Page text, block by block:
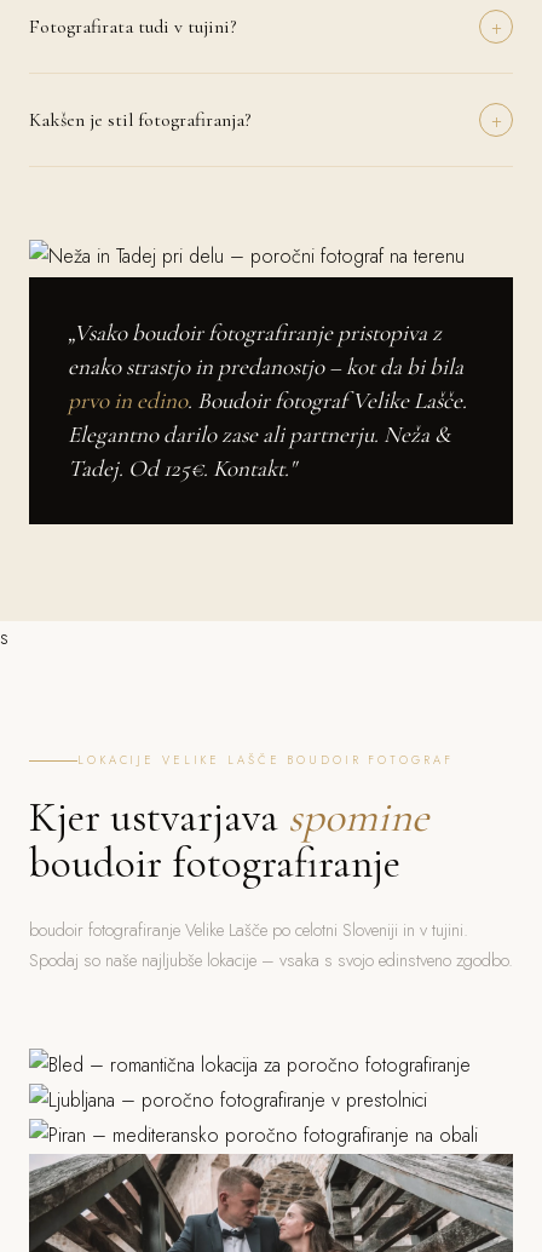
Podrobnosti dogovorimo individualno glede na vaše potrebe.
Fotografirata tudi v tujini? +
izkušnje z romantičnimi destinacijami kot so Toskana, Cinque Terre,
Kakšen je stil fotografiranja? +
Skupaj ustvarimo vaš edinstveni vizualni slog.
„Vsako boudoir fotografiranje pristopiva z
enako strastjo in predanostjo – kot da bi bila
prvo in edino. Boudoir fotograf Velike Lašče.
Elegantno darilo zase ali partnerju. Neža &
Tadej. Od 125€. Kontakt."
s
LOKACIJE VELIKE LAŠČE BOUDOIR FOTOGRAF
Kjer ustvarjava spomine
boudoir fotografiranje
boudoir fotografiranje Velike Lašče po celotni Sloveniji in v tujini.
Spodaj so naše najljubše lokacije – vsaka s svojo edinstveno zgodbo.
Grad, stara mesta, parki
Piran
Morje, mediteranska arhitektura